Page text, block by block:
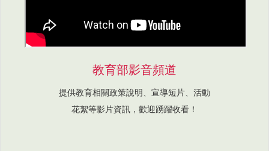
教育部影音頻道
提供教育相關政策說明、宣導短片、活動
花絮等影片資訊，歡迎踴躍收看！